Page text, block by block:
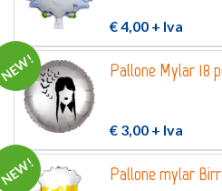
INVIO
€ 4,00 + Iva
Pallone Mylar 18
€ 3,00 + Iva
Pallone mylar